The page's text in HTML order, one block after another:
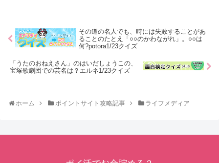
その道の名人でも、時には失敗することがあ
ることのたとえ「○○のかわながれ」。○○は
何?potora1/23クイズ
「うたのおねえさん」のはいだしょうこの、
宝塚歌劇団での芸名は？エルネ1/23クイズ
ホーム ポイントサイト攻略記事 ライフメディア